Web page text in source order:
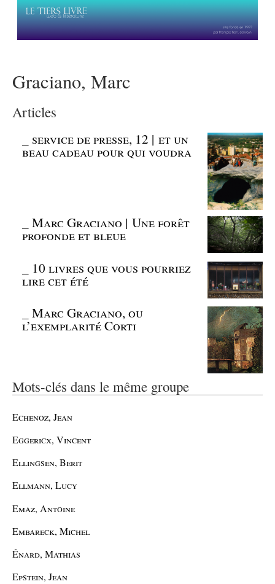
Graciano, Marc
Articles
service de presse, 12 | et un
beau cadeau pour qui voudra
_Marc Graciano | Une forêt
profonde et bleue
10 livres que vous pourriez
lire cet été
_Marc Graciano, ou
l’exemplarité Corti
Mots-clés dans le même groupe
Echenoz, Jean
Eggericx, Vincent
Ellingsen, Berit
Ellmann, Lucy
Emaz, Antoine
Embareck, Michel
Énard, Mathias
Epstein, Jean